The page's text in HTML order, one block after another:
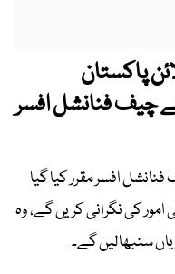
پاکستان
چیف فنانشل افسر
افسر مقرر کیا گیا
کی نگرانی کریں گے، وہ